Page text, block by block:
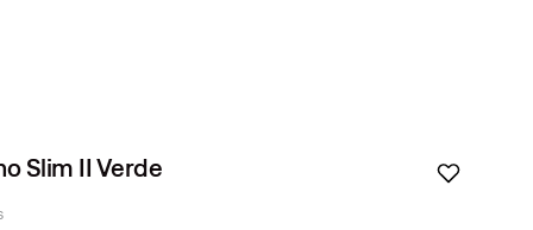
Slim II Verde